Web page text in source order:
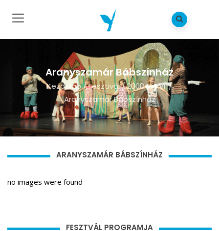
Aranyszamár Bábszínház
Kezdõlap/Fesztivál/2008. – XVI./
Aranyszamár Bábszínház
ARANYSZAMÁR BÁBSZÍNHÁZ
no images were found
FESZTVÁL PROGRAMJA